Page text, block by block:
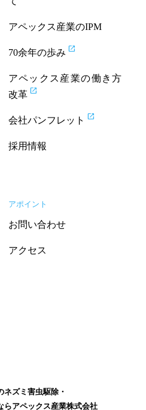
アペックス産業のIPM
70余年の歩み open_in_new
アペックス産業の働き方
改革 open_in_new
会社パンフレット open_in_new
採用情報
アポイント
お問い合わせ
アクセス
ネズミ害虫駆除・
らアペックス産業株式会社